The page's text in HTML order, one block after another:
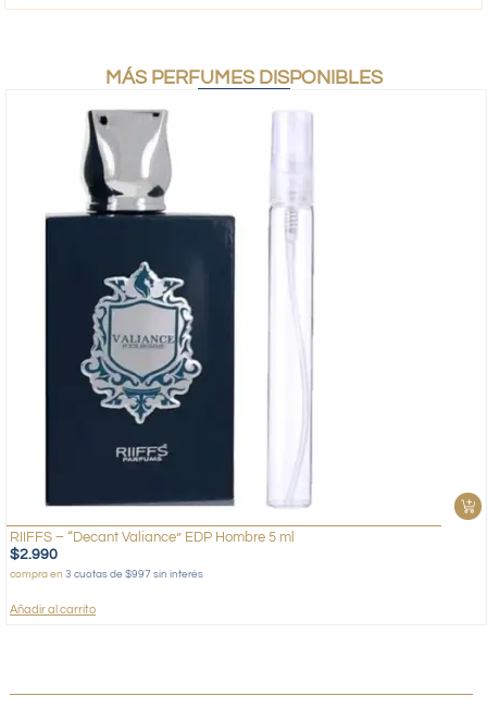
MÁS PERFUMES DISPONIBLES
RIIFFS – “Decant Valiance” EDP Hombre 5 ml
$2.990
compra en 3 cuotas de $997 sin interés
Añadir al carrito